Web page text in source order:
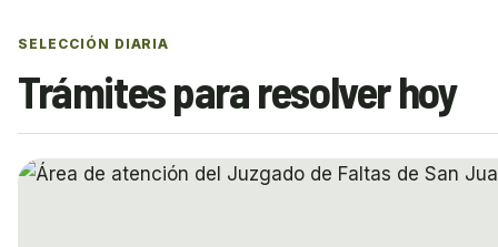
SELECCIÓN DIARIA
Trámites para resolver hoy